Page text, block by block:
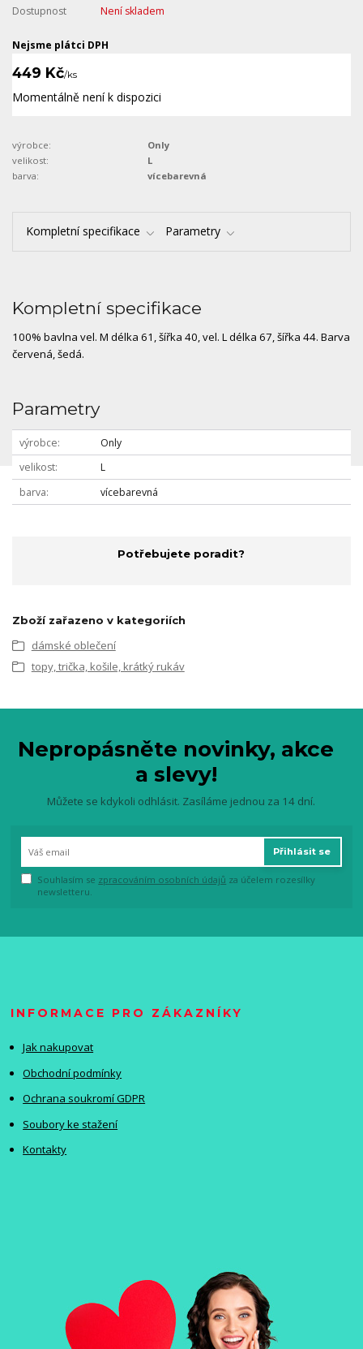
Dostupnost Není skladem
Nejsme plátci DPH
449 Kč/ks
Momentálně není k dispozici
výrobce:
Only
velikost:
L
barva:
vícebarevná
Kompletní specifikace Parametry
Kompletní specifikace
100% bavlna vel. M délka 61, šířka 40, vel. L délka 67, šířka 44. Barva
červená, šedá.
Parametry
výrobce
Only
velikost
L
barva
vícebarevná
Potřebujete poradit?
Zboží zařazeno v kategoriích
dámské oblečení
topy, trička, košile, krátký rukáv
Nepropásněte novinky, akce
a slevy!
Můžete se kdykoli odhlásit. Zasíláme jednou za 14 dní.
Přihlásit se
Souhlasím se zpracováním osobních údajů za účelem rozesílky
newsletteru.
INFORMACE PRO ZÁKAZNÍKY
Jak nakupovat
Obchodní podmínky
Ochrana soukromí GDPR
Soubory ke stažení
Kontakty